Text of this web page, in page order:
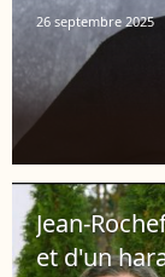
26 septembre 2025
Jean-
et d'un